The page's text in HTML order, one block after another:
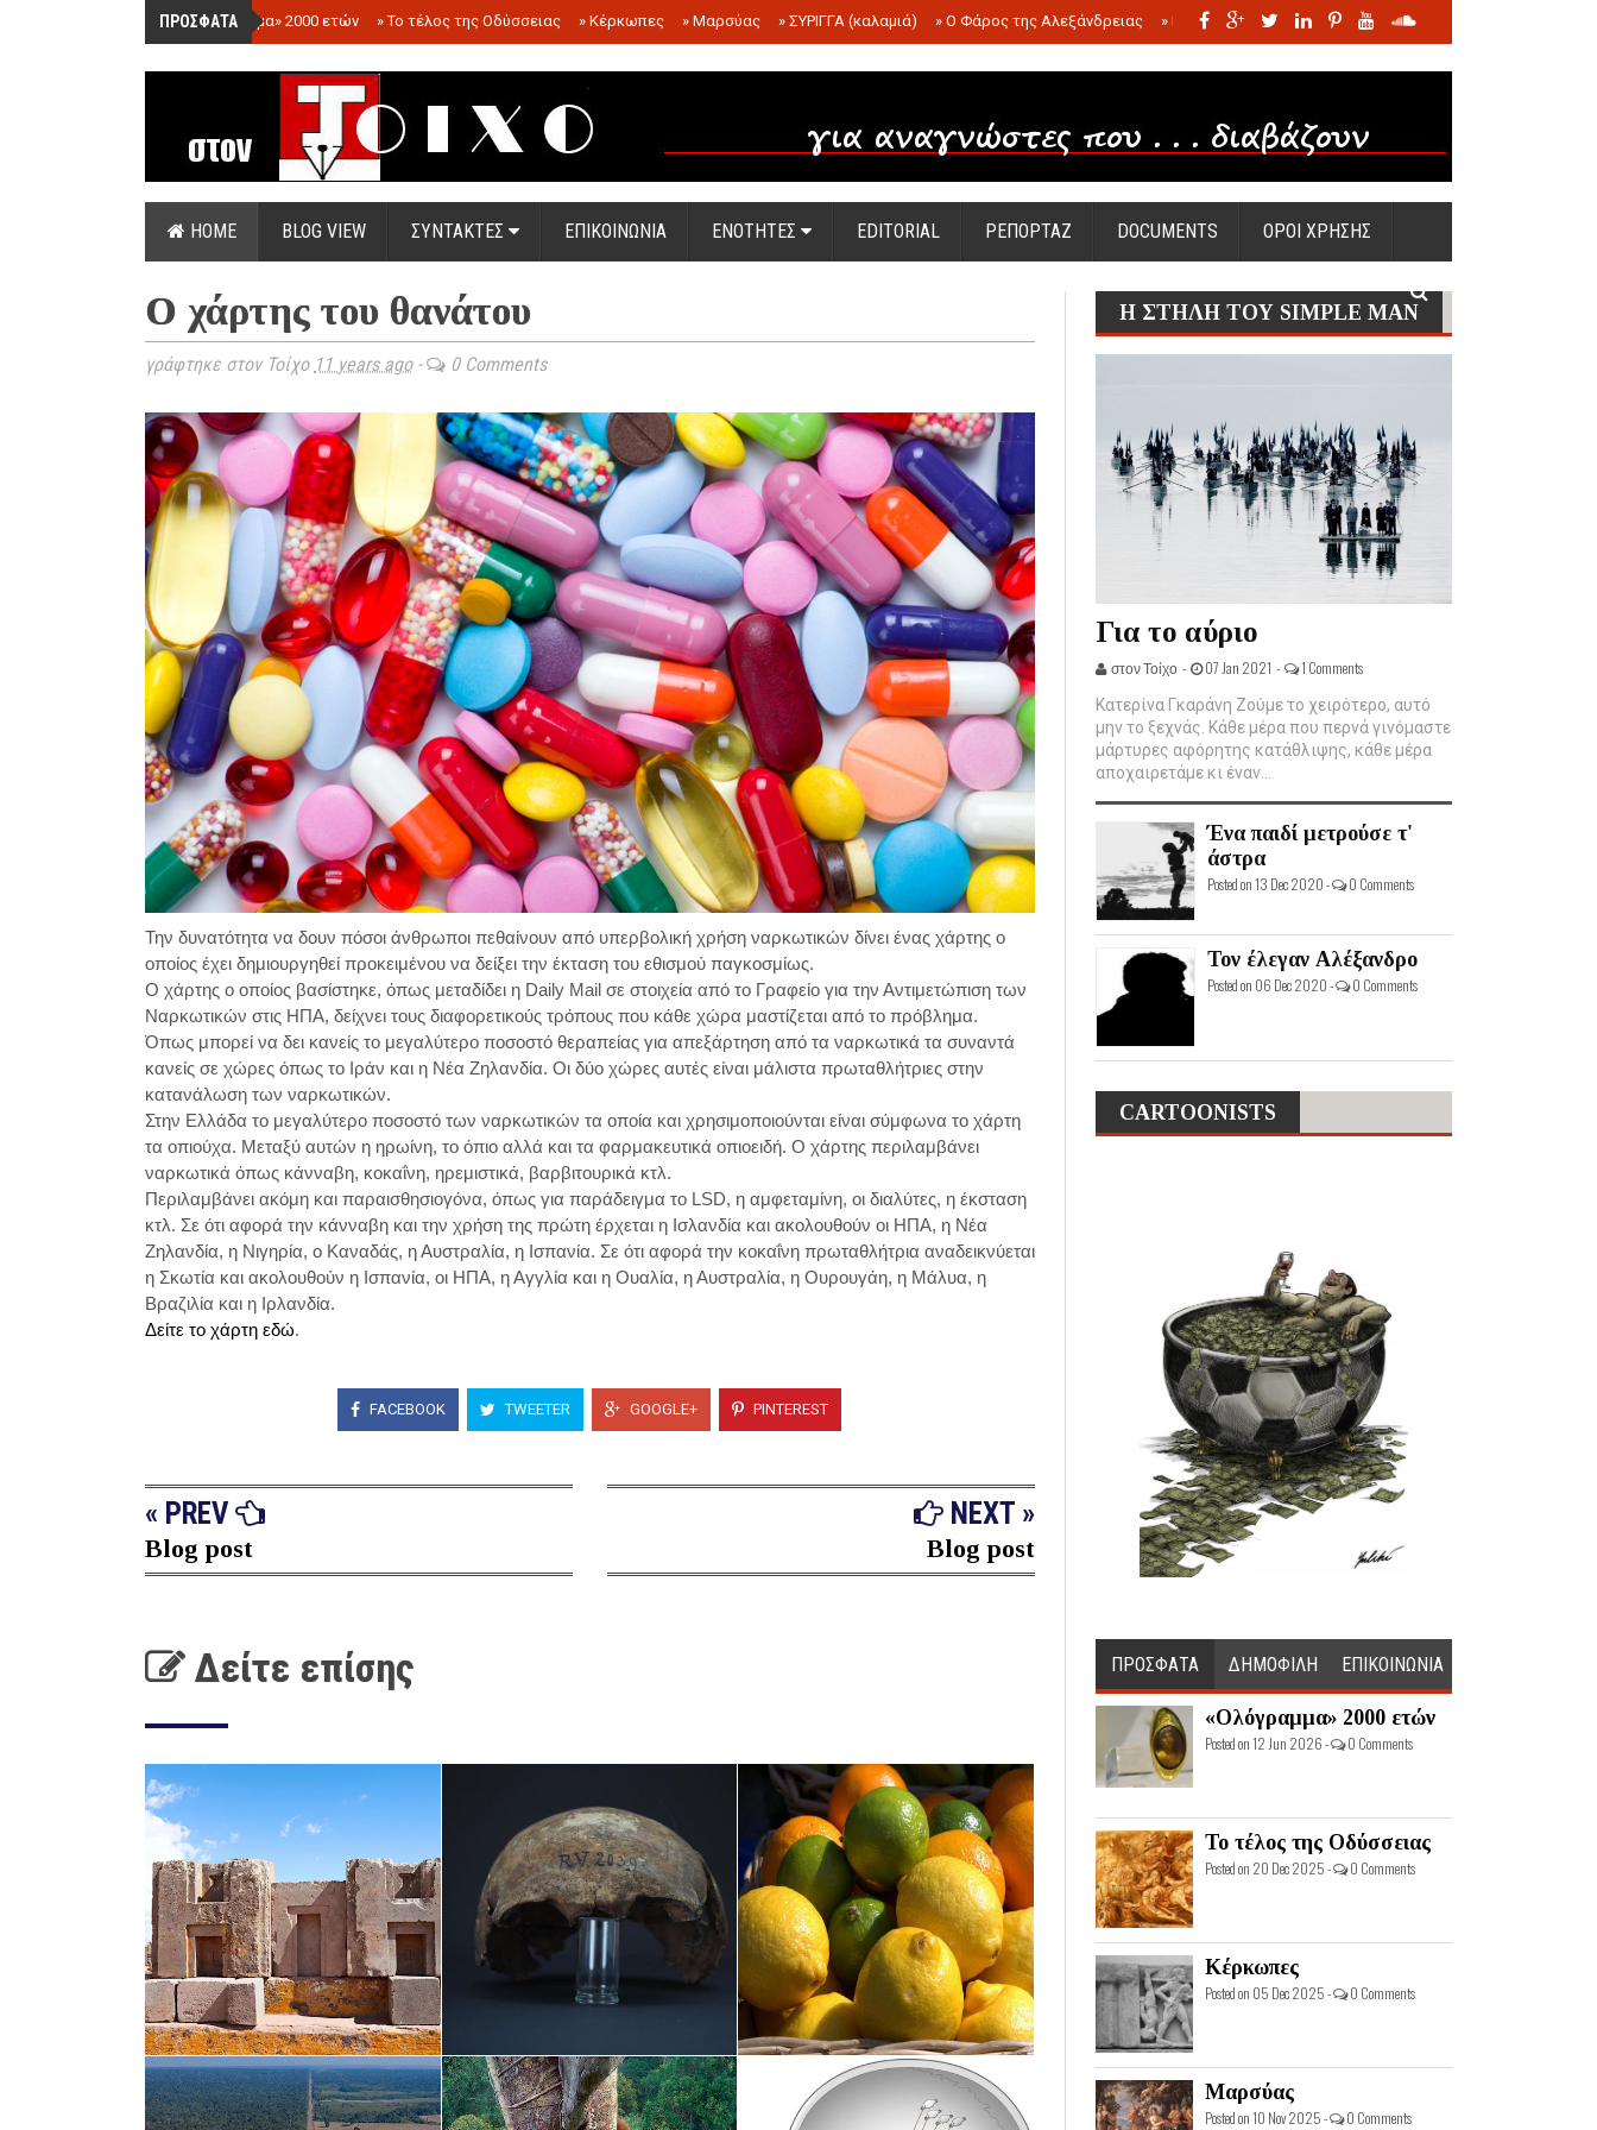
ΠΡΟΣΦΑΤΑ
»«Ολόγραμμα» 2000 ετών »Το τέλος της Οδύσσειας » Κέρκωπες » Μαρσύας » ΣΥΡΙΓΓΑ (καλαμιά) » Ο Φάρος της Αλεξάνδρειας » Η σφαγή των νηπίων της Σάντας
.
HOME BLOG VIEW ΣΥΝΤΑΚΤΕΣ ΕΠΙΚΟΙΝΩΝΙΑ ΕΝΟΤΗΤΕΣ EDITORIAL ΡΕΠΟΡΤΑΖ DOCUMENTS ΟΡΟΙ ΧΡΗΣΗΣ
Ο χάρτης του θανάτου
γράφτηκε στον Τοίχο 11 years ago- 0 Comments
Την δυνατότητα να δουν πόσοι άνθρωποι πεθαίνουν από υπερβολική χρήση ναρκωτικών δίνει ένας χάρτης ο
οποίος έχει δημιουργηθεί προκειμένου να δείξει την έκταση του εθισμού παγκοσμίως.
Ο χάρτης ο οποίος βασίστηκε, όπως μεταδίδει η Daily Mail σε στοιχεία από το Γραφείο για την Αντιμετώπιση των
Ναρκωτικών στις ΗΠΑ, δείχνει τους διαφορετικούς τρόπους που κάθε χώρα μαστίζεται από το πρόβλημα.
Όπως μπορεί να δει κανείς το μεγαλύτερο ποσοστό θεραπείας για απεξάρτηση από τα ναρκωτικά τα συναντά
κανείς σε χώρες όπως το Ιράν και η Νέα Ζηλανδία. Οι δύο χώρες αυτές είναι μάλιστα πρωταθλήτριες στην
κατανάλωση των ναρκωτικών.
Στην Ελλάδα το μεγαλύτερο ποσοστό των ναρκωτικών τα οποία και χρησιμοποιούνται είναι σύμφωνα το χάρτη
τα οπιούχα. Μεταξύ αυτών η ηρωίνη, το όπιο αλλά και τα φαρμακευτικά οπιοειδή. Ο χάρτης περιλαμβάνει
ναρκωτικά όπως κάνναβη, κοκαΐνη, ηρεμιστικά, βαρβιτουρικά κτλ.
Περιλαμβάνει ακόμη και παραισθησιογόνα, όπως για παράδειγμα το LSD, η αμφεταμίνη, οι διαλύτες, η έκσταση
κτλ. Σε ότι αφορά την κάνναβη και την χρήση της πρώτη έρχεται η Ισλανδία και ακολουθούν οι ΗΠΑ, η Νέα
Ζηλανδία, η Νιγηρία, ο Καναδάς, η Αυστραλία, η Ισπανία. Σε ότι αφορά την κοκαΐνη πρωταθλήτρια αναδεικνύεται
η Σκωτία και ακολουθούν η Ισπανία, οι ΗΠΑ, η Αγγλία και η Ουαλία, η Αυστραλία, η Ουρουγάη, η Μάλυα, η
Βραζιλία και η Ιρλανδία.
Δείτε το χάρτη εδώ.
FACEBOOK TWEETER GOOGLE+ PINTEREST
« PREV
Blog post
NEXT »
Blog post
Δείτε επίσης
Η ΣΤΗΛΗ ΤΟΥ SIMPLE MAN
Για το αύριο
στον Τοίχο - 07 Jan 2021 - 1 Comments
Κατερίνα Γκαράνη Ζούμε το χειρότερο, αυτό
μην το ξεχνάς. Κάθε μέρα που περνά γινόμαστε
μάρτυρες αφόρητης κατάθλιψης, κάθε μέρα
αποχαιρετάμε κι έναν...
Ένα παιδί μετρούσε τ'
άστρα
Posted on 13 Dec 2020 - 0 Comments
Τον έλεγαν Αλέξανδρο
Posted on 06 Dec 2020 - 0 Comments
CARTOONISTS
ΠΡΟΣΦΑΤΑ ΔΗΜΟΦΙΛΗ ΕΠΙΚΟΙΝΩΝΙΑ
«Ολόγραμμα» 2000 ετών
Posted on 12 Jun 2026 - 0 Comments
Το τέλος της Οδύσσειας
Posted on 20 Dec 2025 - 0 Comments
Κέρκωπες
Posted on 05 Dec 2025 - 0 Comments
Μαρσύας
Posted on 10 Nov 2025 - 0 Comments